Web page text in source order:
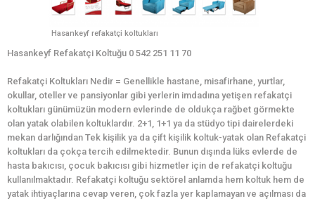
Hasankeyf refakatçi koltukları
Hasankeyf Refakatçi Koltuğu 0 542 251 11 70
Refakatçi Koltukları Nedir = Genellikle hastane, misafirhane, yurtlar,
okullar, oteller ve pansiyonlar gibi yerlerin imdadına yetişen refakatçi
koltukları günümüzün modern evlerinde de oldukça rağbet görmekte
olan yatak olabilen koltuklardır. 2+1, 1+1 ya da stüdyo tipi dairelerdeki
mekan darlığından Tek kişilik ya da çift kişilik koltuk-yatak olan Refakatçi
koltukları da çokça tercih edilmektedir. Bunun dışında lüks evlerde de
hasta bakıcısı, çocuk bakıcısı gibi hizmetler için de refakatçi koltuğu
kullanılmaktadır. Refakatçi koltuğu sektörel anlamda hem koltuk hem de
yatak ihtiyaçlarına cevap veren, çok fazla yer kaplamayan ve açılması da